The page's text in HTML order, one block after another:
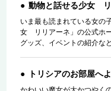
動物と話せる少女
いま最も読まれている女の
女 リリアーネ」の公式ホ
グッズ、イベントの紹介な
トリシアのお部屋へ